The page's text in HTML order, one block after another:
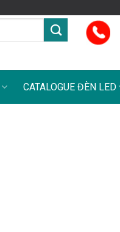
CATALOGUE ĐÈN LED